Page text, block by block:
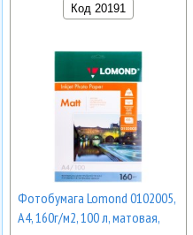
Код 20191
Фотобумага Lomond 0102005,
А4, 160г/м2, 100 л, матовая,